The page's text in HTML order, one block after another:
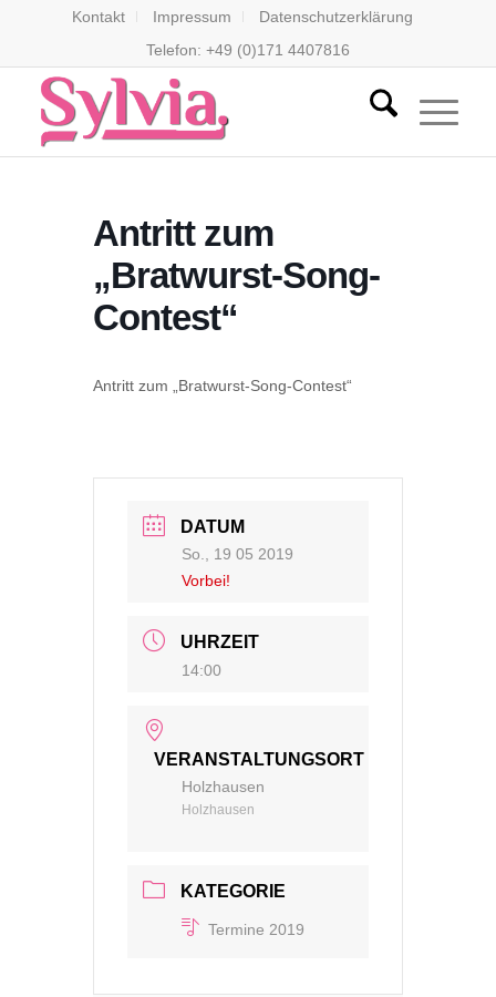
Kontakt Impressum
Datenschutzerklärung
Telefon: +49 (0)171 4407816
Antritt zum
„Bratwurst-Song-
Contest“
Antritt zum „Bratwurst-Song-Contest“
DATUM
So., 19 05 2019
Vorbei!
UHRZEIT
14:00
VERANSTALTUNGSORT
Holzhausen
Holzhausen
KATEGORIE
Termine 2019